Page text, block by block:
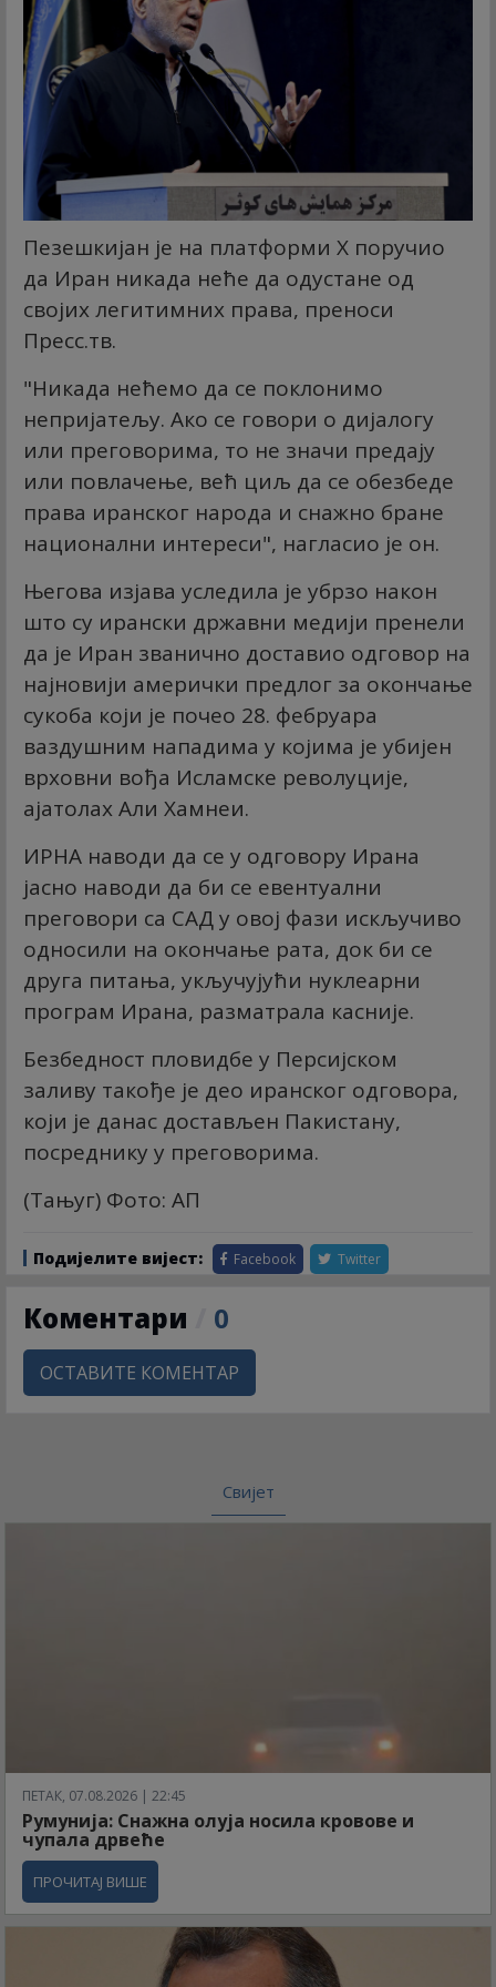
Пезешкијан је на платформи X поручио
да Иран никада неће да одустане од
својих легитимних права, преноси
Пресс.тв.
"Никада нећемо да се поклонимо
непријатељу. Ако се говори о дијалогу
или преговорима, то не значи предају
или повлачење, већ циљ да се обезбеде
права иранског народа и снажно бране
национални интереси", нагласио је он.
Његова изјава уследила је убрзо након
што су ирански државни медији пренели
да је Иран званично доставио одговор на
најновији амерички предлог за окончање
сукоба који је почео 28. фебруара
ваздушним нападима у којима је убијен
врховни вођа Исламске револуције,
ајатолах Али Хамнеи.
ИРНА наводи да се у одговору Ирана
јасно наводи да би се евентуални
преговори са САД у овој фази искључиво
односили на окончање рата, док би се
друга питања, укључујући нуклеарни
програм Ирана, разматрала касније.
Безбедност пловидбе у Персијском
заливу такође је део иранског одговора,
који је данас достављен Пакистану,
посреднику у преговорима.
(Тањуг) Фото: АП
Подијелите вијест: Facebook Twitter
Коментари 0
ОСТАВИТЕ КОМЕНТАР
Свијет
ПЕТАК, 07.08.2026 | 22:45
Румунија: Снажна олуја носила кровове и
чупала дрвеће
ПРОЧИТАЈ ВИШЕ